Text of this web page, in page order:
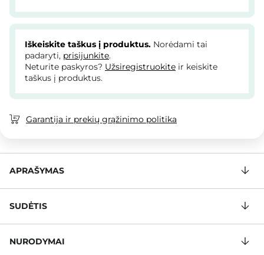
Iškeiskite taškus į produktus. Norėdami tai
padaryti, prisijunkite.
Neturite paskyros? Užsiregistruokite ir keiskite
taškus į produktus.
Garantija ir prekių grąžinimo politika
APRAŠYMAS
SUDĖTIS
NURODYMAI